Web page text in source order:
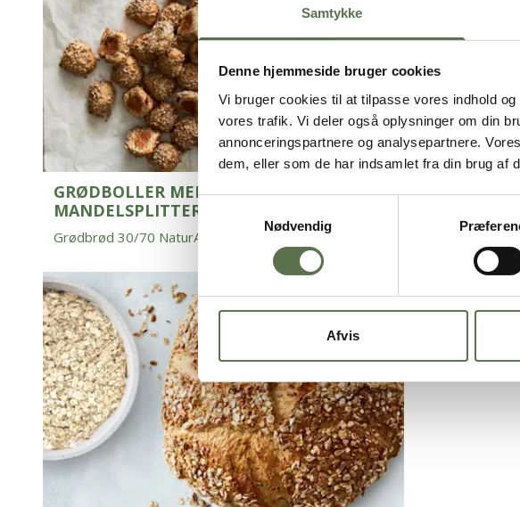
Samtykke
Denne hjemmeside bruger cookies
Vi bruger cookies til at tilpasse vores indhold
vores trafik. Vi deler også oplysninger om din
annonceringspartnere og analysepartnere.
dem, eller som de har indsamlet fra din brug af
Samtykkevalg
Nødvendig
Afvis
GRØDBOLLER MED TRANEBÆR OG
MANDELSPLITTER
Grødbrød 30/70 NaturAks